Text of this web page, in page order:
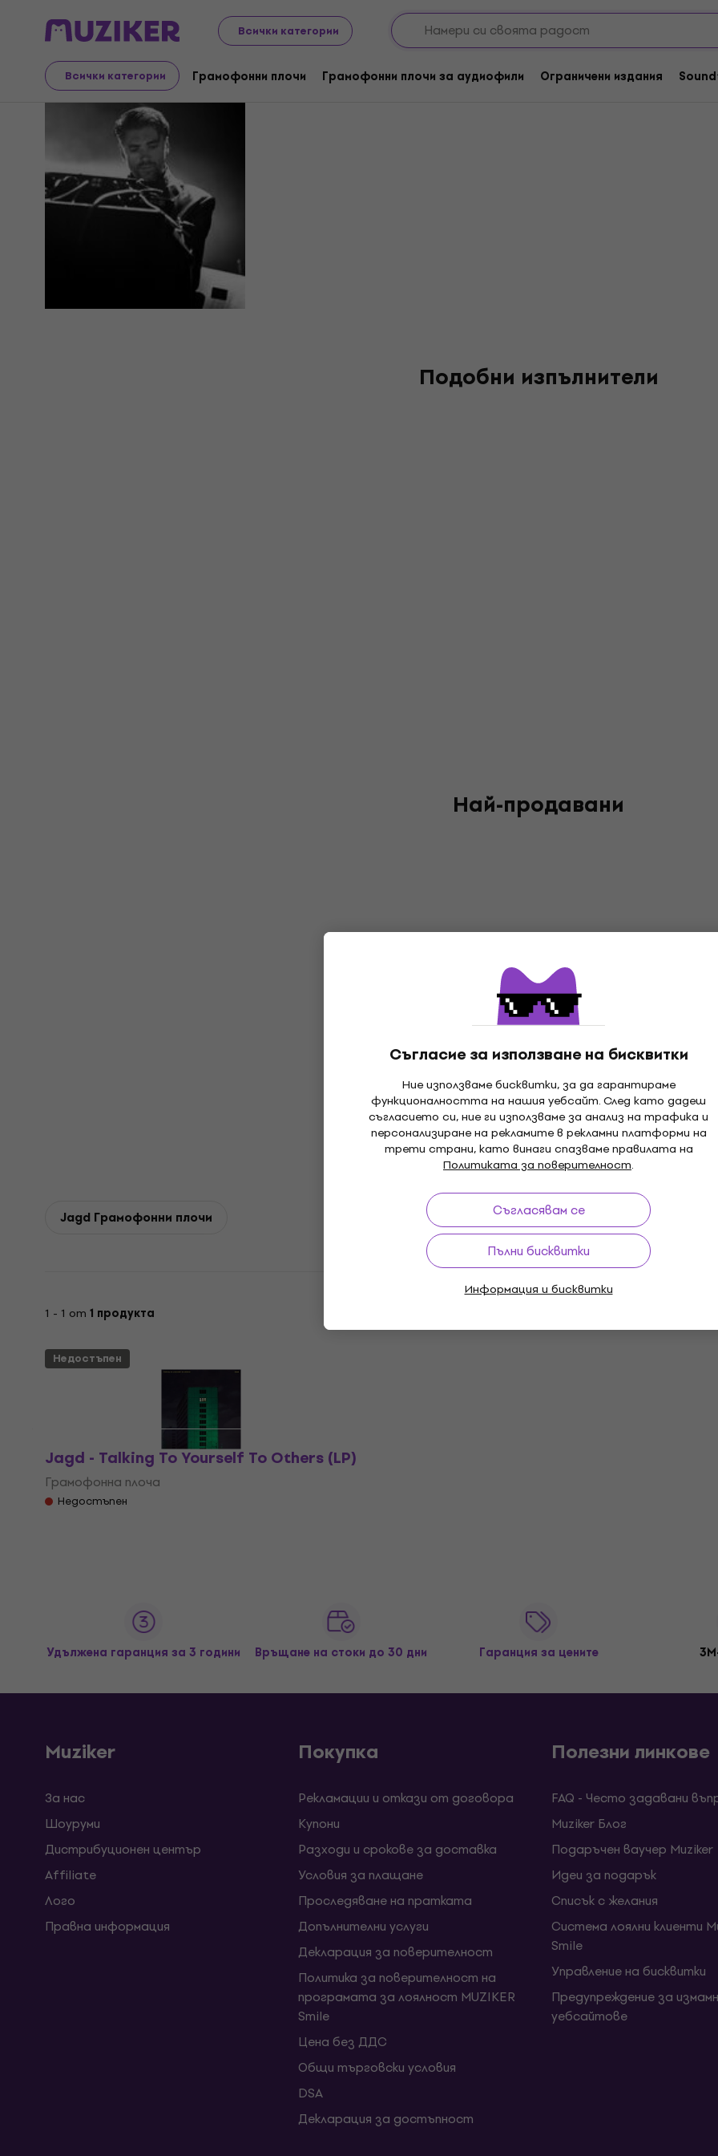
Всички категории
Всички категории Грамофонни плочи Грамофонни плочи за аудиофили Ограничени издания
Съгласие за използване на бисквитки
Ние използваме бисквитки, за да гарантираме
функционалността на нашия уебсайт. След като дадеш
съгласието си, ние ги използваме за анализ на трафика и
персонализиране на рекламите в рекламни платформи на
трети страни, като винаги спазваме правилата на
Политиката за поверителност.
Съгласявам се
Пълни бисквитки
Информация и бисквитки
Jagd
Подобни изпълнители
Най-продавани
Jagd Грамофонни плочи
1 - 1 от 1 продукта
Недостъпен
Jagd - Talking To Yourself To Others (LP)
Грамофонна плоча
Недостъпен
Удължена гаранция за 3 години Връщане на стоки до 30 дни Гаранция за цените
Muziker
За нас
Шоуруми
Дистрибуционен център
Affiliate
Лого
Правна информация
Покупка
Рекламации и откази от договора
Kупони
Разходи и срокове за доставка
Условия за плащане
Проследяване на пратката
Допълнителни услуги
Декларация за поверителност
Политика за поверителност на
програмата за лоялност MUZIKER
Smile
Цена без ДДС
Общи търговски условия
DSA
Декларация за достъпност
Полезни линкове
FAQ - Често задавани
Muziker Блог
Подаръчен ваучер Muziker
Идеи за подарък
Списък с желания
Система лоялни клиенти
Smile
Управление на бисквитки
Предупреждение за
уебсайтове